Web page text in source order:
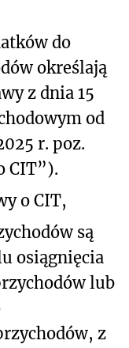
do
określają
z dnia 15
od
r. poz.
CIT”).
o CIT,
są
osiągnięcia
lub
z